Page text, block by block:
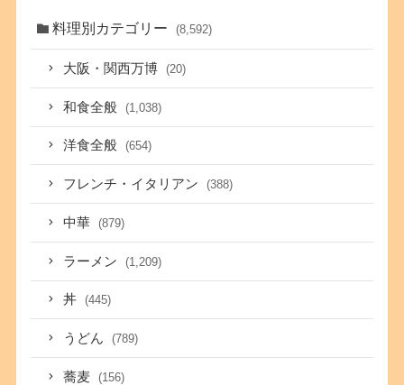
料理別カテゴリー (8,592)
大阪・関西万博 (20)
和食全般 (1,038)
洋食全般 (654)
フレンチ・イタリアン (388)
中華 (879)
ラーメン (1,209)
丼 (445)
うどん (789)
蕎麦 (156)